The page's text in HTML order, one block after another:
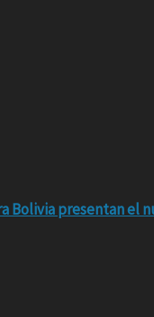
Bolivia presentan el